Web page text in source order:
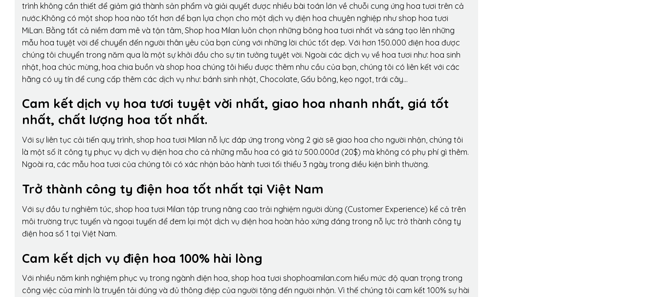
trình không cần thiết để giảm giá thành sản phẩm và giải quyết được nhiều bài toán lớn về chuỗi cung ứng hoa tươi trên cả
nước.Không có một shop hoa nào tốt hơn để bạn lựa chọn cho một dịch vụ điện hoa chuyên nghiệp như shop hoa tươi
MiLan. Bằng tất cả niềm đam mê và tận tâm, Shop hoa Milan luôn chọn những bông hoa tươi nhất và sáng tạo lên những
mẫu hoa tuyệt vời để chuyển đến người thân yêu của bạn cùng với những lời chúc tốt đẹp. Với hơn 150.000 điện hoa được
chúng tôi chuyển trong năm qua là một sự khởi đầu cho sự tin tưởng tuyệt vời. Ngoài các dịch vụ về hoa tươi như: hoa sinh
nhật, hoa chúc mừng, hoa chia buồn và shop hoa chúng tôi hiểu được thêm nhu cầu của bạn, chúng tôi có liên kết với các
hãng có uy tín để cung cấp thêm các dịch vụ như: bánh sinh nhật, Chocolate, Gấu bông, kẹo ngọt, trái cây…
Cam kết dịch vụ hoa tươi tuyệt vời nhất, giao hoa nhanh nhất, giá tốt
nhất, chất lượng hoa tốt nhất.
Với sự liên tục cải tiến quy trình, shop hoa tươi Milan nỗ lực đáp ứng trong vòng 2 giờ sẽ giao hoa cho người nhận, chúng tôi
là một số ít công ty phục vụ dịch vụ điện hoa cho cả những mẫu hoa có giá từ 500.000đ (20$) mà không có phụ phí gì thêm.
Ngoài ra, các mẫu hoa tươi của chúng tôi có xác nhận bảo hành tươi tối thiểu 3 ngày trong điều kiện bình thường.
Trở thành công ty điện hoa tốt nhất tại Việt Nam
Với sự đầu tư nghiêm túc, shop hoa tươi Milan tập trung nâng cao trải nghiệm người dùng (Customer Experience) kể cả trên
môi trường trực tuyến và ngoại tuyến để đem lại một dịch vụ điện hoa hoàn hảo xứng đáng trong nỗ lực trở thành công ty
điện hoa số 1 tại Việt Nam.
Cam kết dịch vụ điện hoa 100% hài lòng
Với nhiều năm kinh nghiệm phục vụ trong ngành điện hoa, shop hoa tươi shophoamilan.com hiểu mức độ quan trọng trong
công việc của mình là truyền tải đúng và đủ thông điệp của người tặng đến người nhận. Vì thế chúng tôi cam kết 100% sự hài